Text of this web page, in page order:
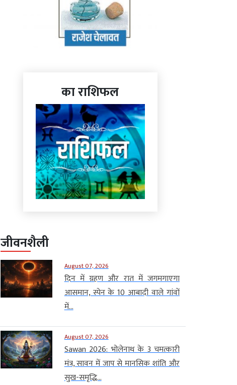
का राशिफल
जीवनशैली
August 07, 2026
दिन में ग्रहण और रात में जगमगाएगा
आसमान, स्पेन के 10 आबादी वाले गांवों
में...
August 07, 2026
Sawan 2026: भोलेनाथ के 3 चमत्कारी
मंत्र, सावन में जाप से मानसिक शांति और
सुख-समृद्धि...